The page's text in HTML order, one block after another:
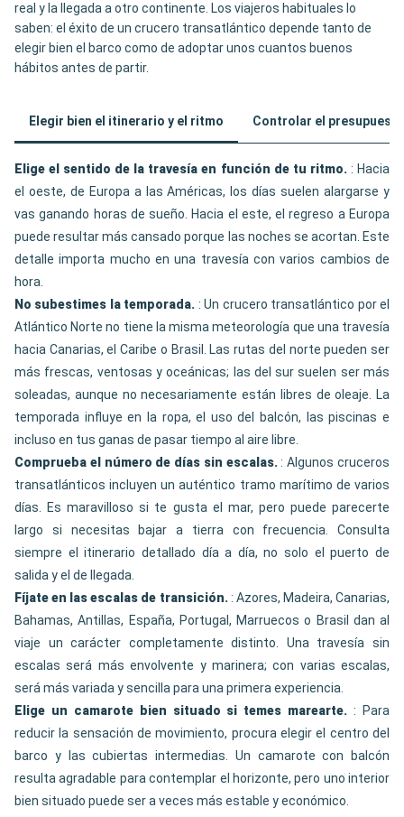
real y la llegada a otro continente. Los viajeros habituales lo
saben: el éxito de un crucero transatlántico depende tanto de
elegir bien el barco como de adoptar unos cuantos buenos
hábitos antes de partir.
Elegir bien el itinerario y el ritmo Controlar el
Elige el sentido de la travesía en función de tu ritmo.: Hacia
el oeste, de Europa a las Américas, los días suelen alargarse y
vas ganando horas de sueño. Hacia el este, el regreso a Europa
puede resultar más cansado porque las noches se acortan. Este
detalle importa mucho en una travesía con varios cambios de
hora.
No subestimes la temporada. : Un crucero transatlántico por el
Atlántico Norte no tiene la misma meteorología que una travesía
hacia Canarias, el Caribe o Brasil. Las rutas del norte pueden ser
más frescas, ventosas y oceánicas; las del sur suelen ser más
soleadas, aunque no necesariamente están libres de oleaje. La
temporada influye en la ropa, el uso del balcón, las piscinas e
incluso en tus ganas de pasar tiempo al aire libre.
Comprueba el número de días sin escalas.: Algunos cruceros
transatlánticos incluyen un auténtico tramo marítimo de varios
días. Es maravilloso si te gusta el mar, pero puede parecerte
largo si necesitas bajar a tierra con frecuencia. Consulta
siempre el itinerario detallado día a día, no solo el puerto de
salida y el de llegada.
Fíjate en las escalas de transición.: Azores, Madeira, Canarias,
Bahamas, Antillas, España, Portugal, Marruecos o Brasil dan al
viaje un carácter completamente distinto. Una travesía sin
escalas será más envolvente y marinera; con varias escalas,
será más variada y sencilla para una primera experiencia.
Elige un camarote bien situado si temes marearte. : Para
reducir la sensación de movimiento, procura elegir el centro del
barco y las cubiertas intermedias. Un camarote con balcón
resulta agradable para contemplar el horizonte, pero uno interior
bien situado puede ser a veces más estable y económico.